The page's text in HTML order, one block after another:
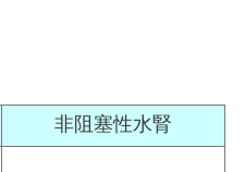
非阻塞性水腎